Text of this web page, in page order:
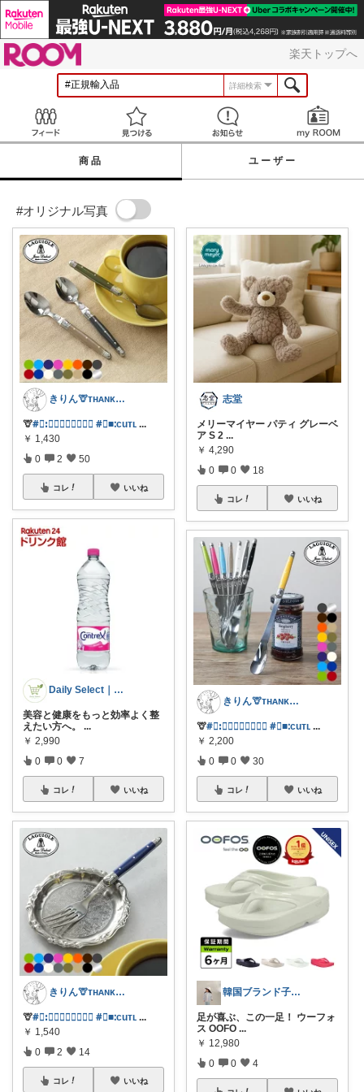
楽天トップへ
詳細検索
見つける お知らせ
商品 ユーザー
#オリジナル写真
きりん🦒ᴛʜᴀɴᴋs ᴀʟᴡᴀʏs.
🦒#⃞ꓽ𝐿𝑎𝑔𝑢𝑖𝑜𝑙𝑒 #⃞■ᱺcuᴛʟ ...
￥ 1,430
0 2 50
コレ いいね
Daily Select｜日用品・食品
美容と健康をもっと効率よく整
えたい方へ。 ...
￥ 2,990
0 0 7
コレ いいね
きりん🦒ᴛʜᴀɴᴋs ᴀʟᴡᴀʏs.
🦒#⃞ꓽ𝐿𝑎𝑔𝑢𝑖𝑜𝑙𝑒 #⃞■ᱺcuᴛʟ ...
￥ 1,540
0 2 14
コレ いいね
志堂
メリーマイヤー パティ グレーベ
ア S 2 ...
￥ 4,290
0 0 18
コレ いいね
きりん🦒ᴛʜᴀɴᴋs ᴀʟᴡᴀʏs.
🦒#⃞ꓽ𝐿𝑎𝑔𝑢𝑖𝑜𝑙𝑒 #⃞■ᱺcuᴛʟ ...
￥ 2,200
0 0 30
コレ いいね
韓国ブランド子供服オーナーnatsumi
足が喜ぶ、この一足！ ウーフォ
ス OOFO ...
￥ 12,980
0 0 4